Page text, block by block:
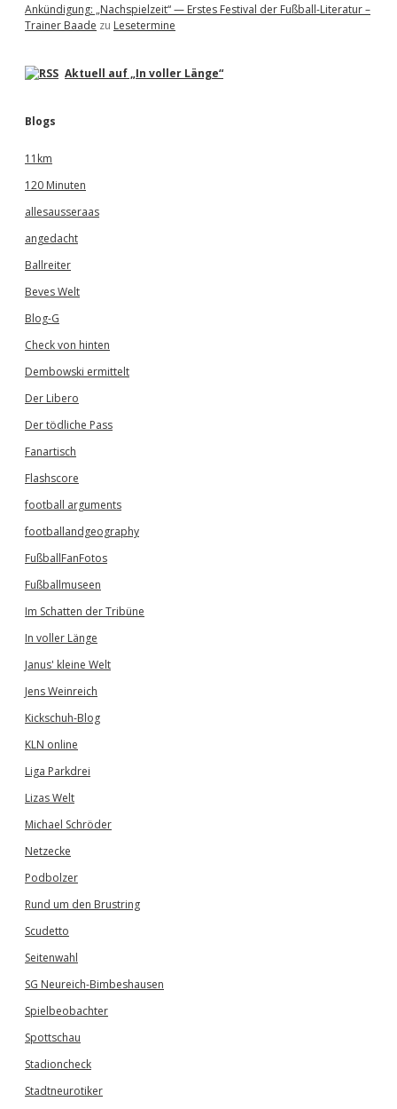
Ankündigung: „Nachspielzeit“ — Erstes Festival der Fußball-Literatur –
Trainer Baade zu Lesetermine
Aktuell auf „In voller Länge“
Blogs
11km
120 Minuten
allesausseraas
angedacht
Ballreiter
Beves Welt
Blog-G
Check von hinten
Dembowski ermittelt
Der Libero
Der tödliche Pass
Fanartisch
Flashscore
football arguments
footballandgeography
FußballFanFotos
Fußballmuseen
Im Schatten der Tribüne
In voller Länge
Janus' kleine Welt
Jens Weinreich
Kickschuh-Blog
KLN online
Liga Parkdrei
Lizas Welt
Michael Schröder
Netzecke
Podbolzer
Rund um den Brustring
Scudetto
Seitenwahl
SG Neureich-Bimbeshausen
Spielbeobachter
Spottschau
Stadioncheck
Stadtneurotiker